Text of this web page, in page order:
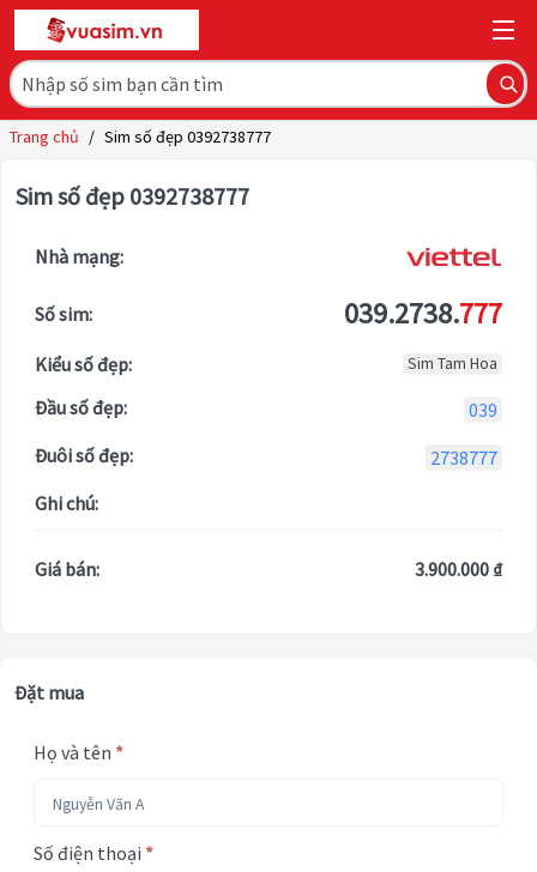
Trang chủ / Sim số đẹp 0392738777
Sim số đẹp 0392738777
Nhà mạng:
Số sim: 039.2738.777
Kiểu số đẹp: Sim Tam Hoa
Đầu số đẹp:
039
Đuôi số đẹp:
2738777
Ghi chú:
Giá bán: 3.900.000 ₫
Đặt mua
Họ và tên *
Số điện thoại *